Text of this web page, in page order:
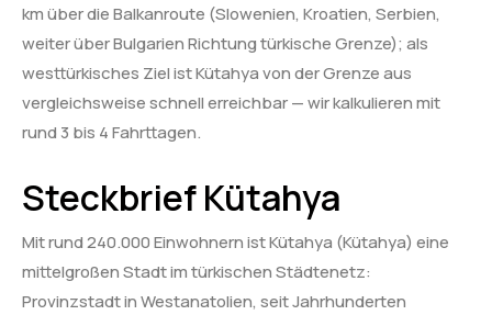
km über die Balkanroute (Slowenien, Kroatien, Serbien,
weiter über Bulgarien Richtung türkische Grenze); als
westtürkisches Ziel ist Kütahya von der Grenze aus
vergleichsweise schnell erreichbar — wir kalkulieren mit
rund 3 bis 4 Fahrttagen.
Steckbrief Kütahya
Mit rund 240.000 Einwohnern ist Kütahya (Kütahya) eine
mittelgroßen Stadt im türkischen Städtenetz:
Provinzstadt in Westanatolien, seit Jahrhunderten